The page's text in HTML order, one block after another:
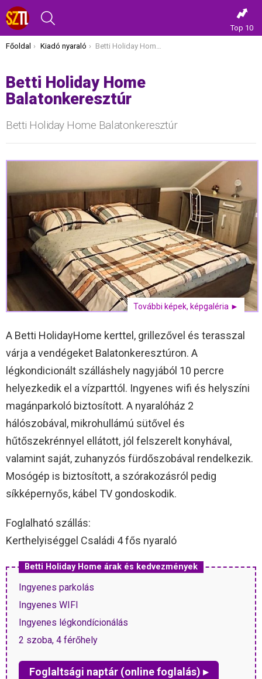
Top 10
Itt vagy most:
Főoldal Kiadó nyaraló Betti Holiday Home Balatonkeresztúr
Betti Holiday Home
Balatonkeresztúr
Betti Holiday Home Balatonkeresztúr
További képek, képgaléria ►
A Betti HolidayHome kerttel, grillezővel és terasszal
várja a vendégeket Balatonkeresztúron. A
légkondicionált szálláshely nagyjából 10 percre
helyezkedik el a vízparttól. Ingyenes wifi és helyszíni
magánparkoló biztosított. A nyaralóház 2
hálószobával, mikrohullámú sütővel és
hűtőszekrénnyel ellátott, jól felszerelt konyhával,
valamint saját, zuhanyzós fürdőszobával rendelkezik.
Mosógép is biztosított, a szórakozásról pedig
síkképernyős, kábel TV gondoskodik.
Foglalható szállás:
Kerthelyiséggel Családi 4 fős nyaraló
Betti Holiday Home árak és kedvezmények
Ingyenes parkolás
Ingyenes WIFI
Ingyenes légkondícionálás
2 szoba, 4 férőhely
Foglaltsági naptár (online foglalás) ▸